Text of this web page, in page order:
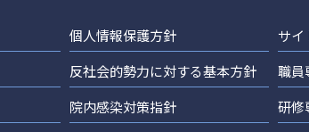
個人情報保護方針
反社会的勢力に対する基本方針
院内感染対策指針
サイ
職員
研修